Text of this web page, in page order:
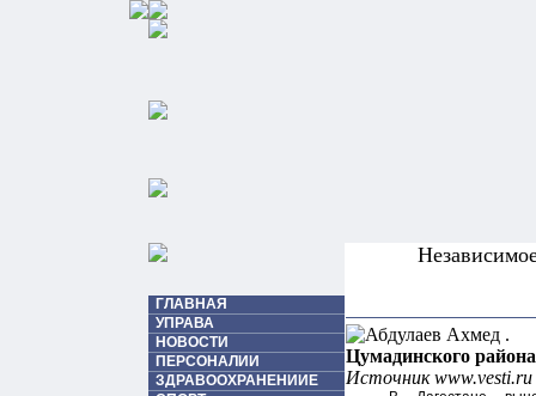
ГЛАВНАЯ
УПРАВА
НОВОСТИ
ПЕРСОНАЛИИ
ЗДРАВООХРАНЕНИИЕ
Цумадинского
Источник www.vesti.ru